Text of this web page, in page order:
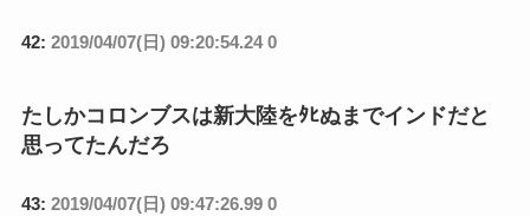
42: 2019/04/07(日) 09:20:54.24 0
たしかコロンブスは新大陸をﾀﾋぬまでインドだと
思ってたんだろ
43: 2019/04/07(日) 09:47:26.99 0